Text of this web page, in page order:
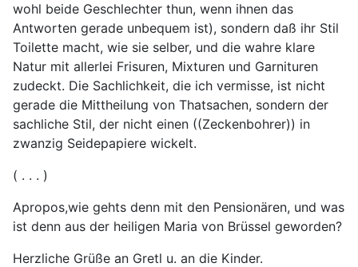
wohl beide Geschlechter thun, wenn ihnen das
Antworten gerade unbequem ist), sondern daß ihr Stil
Toilette macht, wie sie selber, und die wahre klare
Natur mit allerlei Frisuren, Mixturen und Garnituren
zudeckt. Die Sachlichkeit, die ich vermisse, ist nicht
gerade die Mittheilung von Thatsachen, sondern der
sachliche Stil, der nicht einen ((Zeckenbohrer)) in
zwanzig Seidepapiere wickelt.
( . . . )
Apropos,wie gehts denn mit den Pensionären, und was
ist denn aus der heiligen Maria von Brüssel geworden?
Herzliche Grüße an Gretl u. an die Kinder.